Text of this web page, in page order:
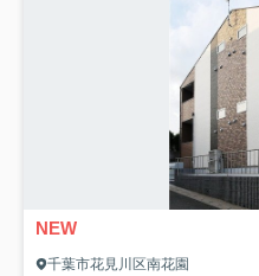
NEW
千葉市花見川区南花園